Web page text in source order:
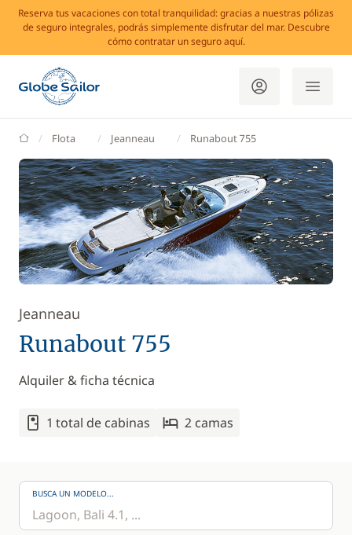
Reserva tus vacaciones con total tranquilidad: gracias a nuestras pólizas
de seguro integrales, podrás simplemente disfrutar del mar. Descubre
cómo contratar un seguro aquí.
GlobeSailor
Flota Jeanneau Runabout 755
Jeanneau
Runabout 755
Alquiler & ficha técnica
1 total de cabinas 2 camas
BUSCA UN MODELO...